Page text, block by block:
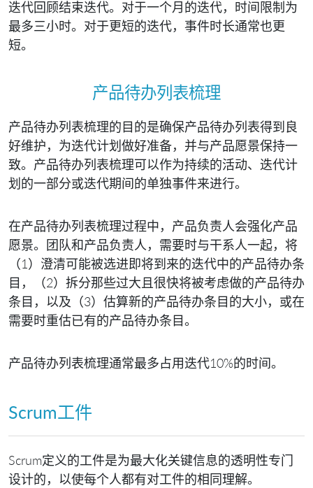
迭代回顾结束迭代。对于一个月的迭代，时间限制为
最多三小时。对于更短的迭代，事件时长通常也更
短。
产品待办列表梳理
产品待办列表梳理的目的是确保产品待办列表得到良
好维护，为迭代计划做好准备，并与产品愿景保持一
致。产品待办列表梳理可以作为持续的活动、迭代计
划的一部分或迭代期间的单独事件来进行。
在产品待办列表梳理过程中，产品负责人会强化产品
愿景。团队和产品负责人，需要时与干系人一起，将
（1）澄清可能被选进即将到来的迭代中的产品待办条
目，（2）拆分那些过大且很快将被考虑做的产品待办
条目，以及（3）估算新的产品待办条目的大小，或在
需要时重估已有的产品待办条目。
产品待办列表梳理通常最多占用迭代10%的时间。
Scrum工件
Scrum定义的工件是为最大化关键信息的透明性专门
设计的，以使每个人都有对工件的相同理解。